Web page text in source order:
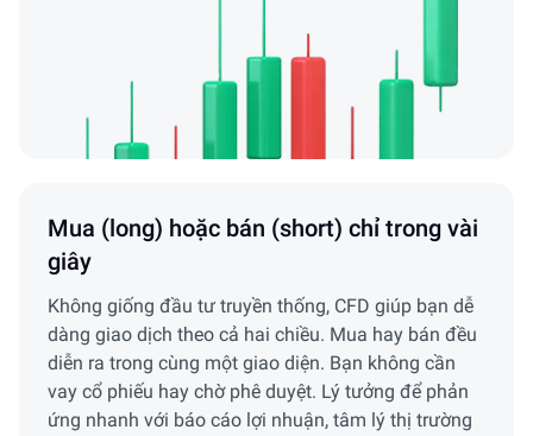
Mua (long) hoặc bán (short) chỉ trong vài
giây
Không giống đầu tư truyền thống, CFD giúp bạn dễ
dàng giao dịch theo cả hai chiều. Mua hay bán đều
diễn ra trong cùng một giao diện. Bạn không cần
vay cổ phiếu hay chờ phê duyệt. Lý tưởng để phản
ứng nhanh với báo cáo lợi nhuận, tâm lý thị trường